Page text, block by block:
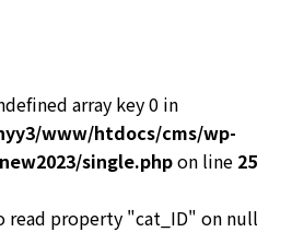
array key 0 in
www/htdocs/cms/wp-
single.phpon line 25
read property "cat_ID" on null